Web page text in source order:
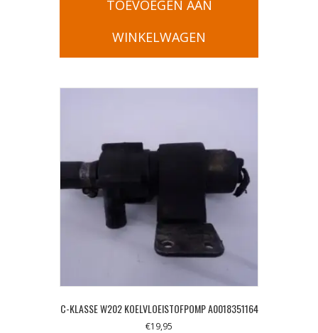
TOEVOEGEN AAN
WINKELWAGEN
C-KLASSE W202 KOELVLOEISTOFPOMP A0018351164
€19,95